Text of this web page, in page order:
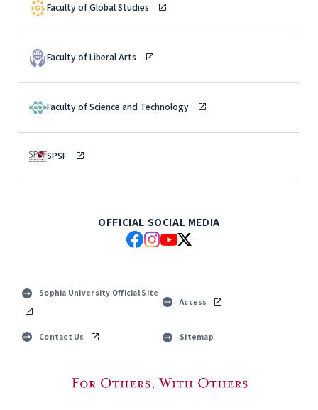
Faculty of Global Studies
Faculty of Liberal Arts
Faculty of Science and Technology
SPSF
OFFICIAL SOCIAL MEDIA
Sophia University Official Site
Access
Contact Us Sitemap